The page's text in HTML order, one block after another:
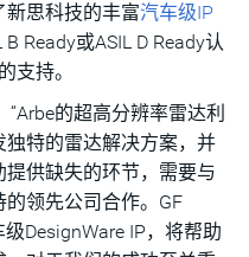
思科技的丰富汽车级IP
Ready或ASIL D Ready认
支持。
的超高分辨率雷达利
特的雷达解决方案，并
供缺失的环节，需要与
领先公司合作。GF
DesignWare IP，将帮助